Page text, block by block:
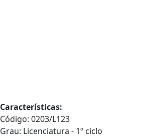
Características:
Código: 0203/L123
Grau: Licenciatura - 1º ciclo